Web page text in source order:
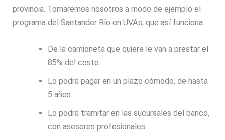
provincia. Tomaremos nosotros a modo de ejemplo el
programa del Santander Río en UVAs, que así funciona:
De la camioneta que quiere le van a prestar el
85% del costo.
Lo podrá pagar en un plazo cómodo, de hasta
5 años.
Lo podrá tramitar en las sucursales del banco,
con asesores profesionales.